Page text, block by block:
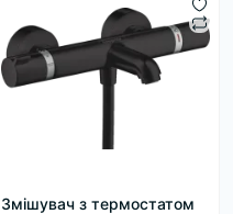
Змішувач з термостатом